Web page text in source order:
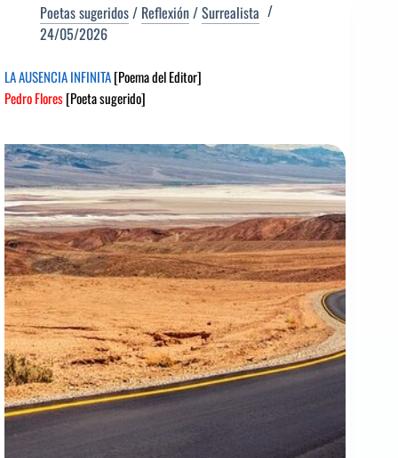
Poetas sugeridos/ Reflexión/Surrealista
24/05/2026
LA AUSENCIA INFINITA[Poema del Editor]
Pedro Flores[Poeta sugerido]